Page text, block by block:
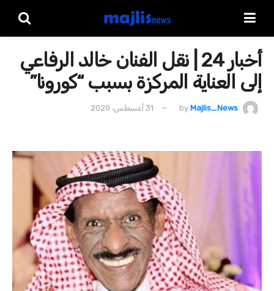
أخبار 24 | نقل الفنان خالد الرفاعي
إلى العناية المركزة بسبب “كورونا”
by Majlis_News 31 أغسطس، 2020